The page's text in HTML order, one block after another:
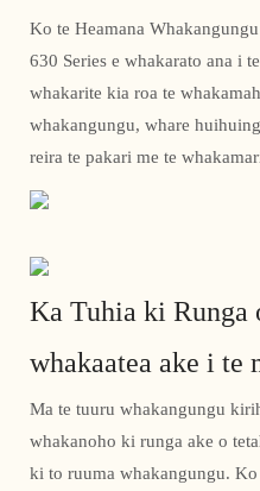
Ko te Heamana
630 Series e whakarato ana i
whakarite kia roa te
whakangungu, whare
reira te pakari me te
Ka Tuhia ki
whakaatea ake i te
Ma te tuuru whakangungu
whakanoho ki runga ake o
ki to ruuma whakangungu. Ko